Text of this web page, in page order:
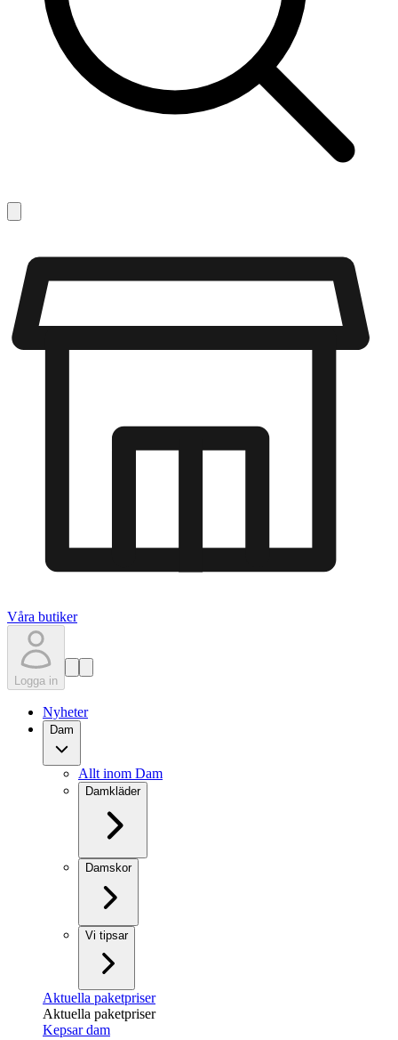
Våra butiker
Logga in
Nyheter
Dam
Allt inom Dam
Damkläder
Damskor
Vi tipsar
Aktuella paketpriser
Aktuella paketpriser
Kepsar dam